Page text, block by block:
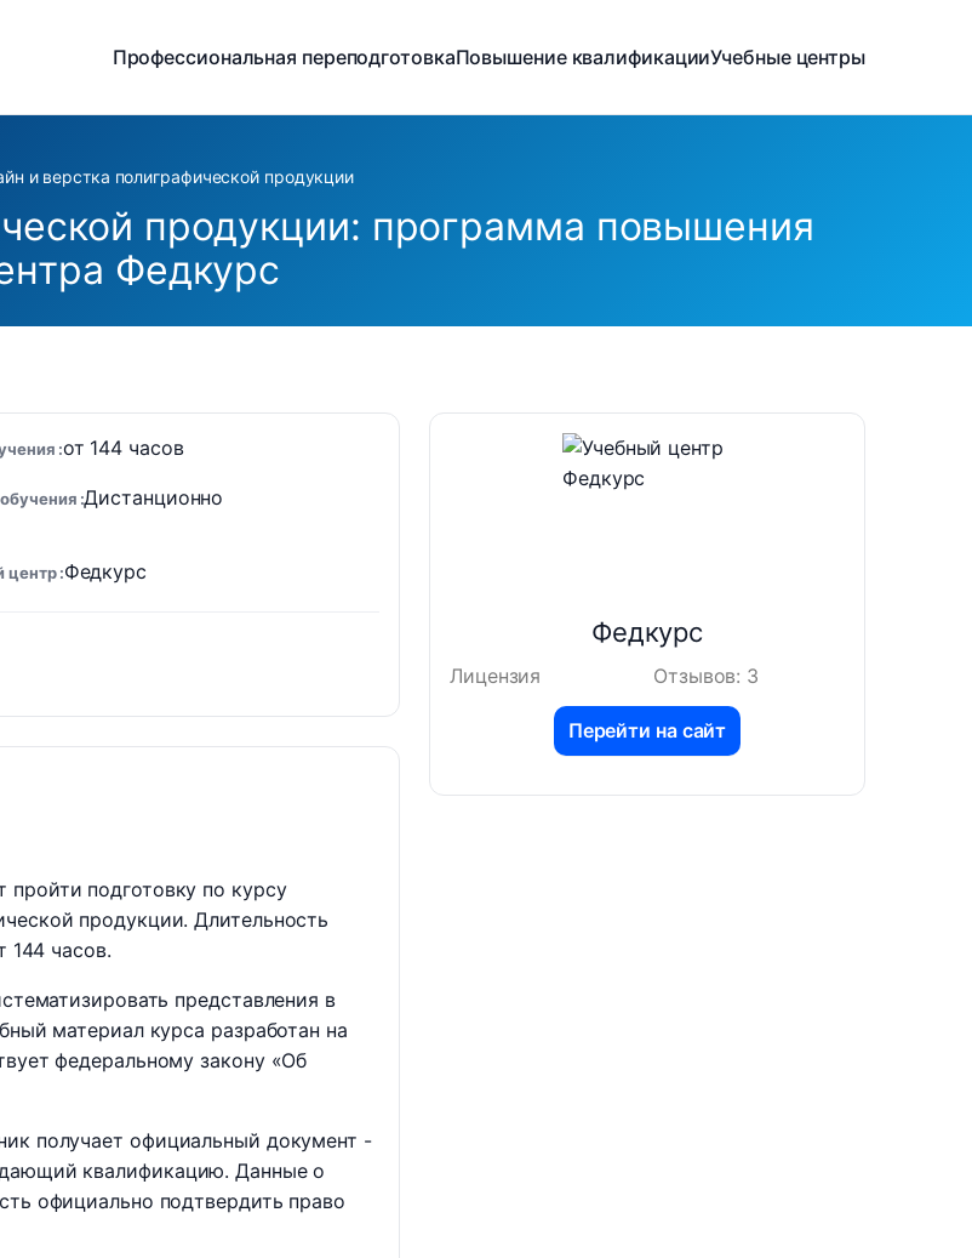
Профессиональная переподготовкаПовышение квалификацииУчебные центры
и верстка полиграфической продукции
продукции: программа повышения
Федкурс
от 144 часов
Дистанционно
центр Федкурс
подготовку по курсу
продукции. Длительность
144 часов.
представления в
материал курса разработан на
федеральному закону «Об
получает официальный документ -
квалификацию. Данные о
официально подтвердить право
Федкурс
Лицензия Отзывов: 3
Перейти на сайт